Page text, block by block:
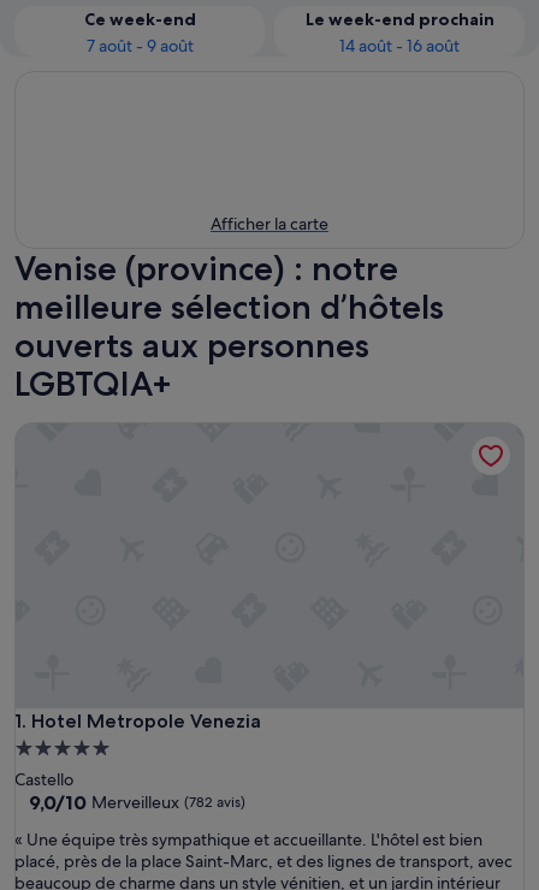
Ce week-end
7 août - 9 août
Le week-end prochain
14 août - 16 août
Afficher la carte
Venise (province) : notre
meilleure sélection d’hôtels
ouverts aux personnes
LGBTQIA+
1. Hotel Metropole Venezia
Hotel Metropole Venezia
Hébergement
5.0 étoiles
Castello
9.0
10,
Merveilleux,
9,0/10 Merveilleux (782 avis)
«
U
n
« Une équipe très sympathique et accueillante. L'hôtel est bien
placé, près de la place Saint-Marc, et des lignes de transport, avec
beaucoup de charme dans un style vénitien, et un jardin intérieur